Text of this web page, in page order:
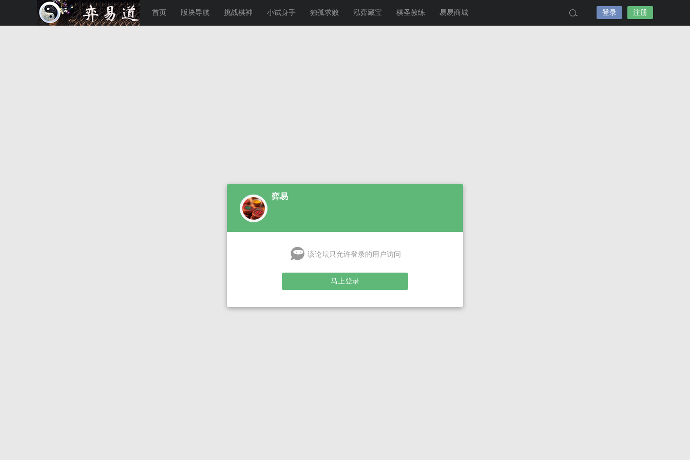
首页 版块导航 挑战棋神 小试身手 独孤求败 泓弈藏宝 棋圣教练 易易商城 登录 注册
弈易
该论坛只允许登录的用户访问
马上登录